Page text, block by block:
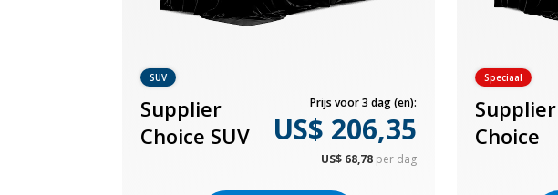
SUV
Supplier
Choice SUV
Prijs voor 3 dag (en):
US$ 206,35
US$ 68,78 per dag
Speciaal
Supplier
Choice